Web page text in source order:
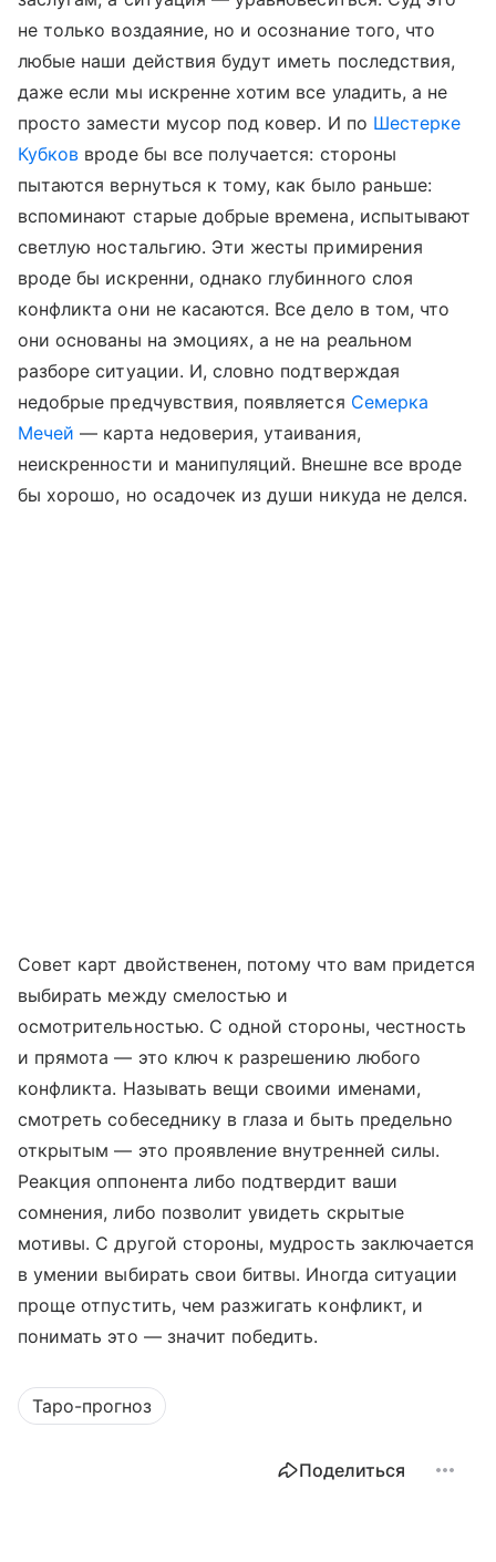
не только воздаяние, но и осознание того, что
любые наши действия будут иметь последствия,
даже если мы искренне хотим все уладить, а не
просто замести мусор под ковер. И по Шестерке
Кубков вроде бы все получается: стороны
пытаются вернуться к тому, как было раньше:
вспоминают старые добрые времена, испытывают
светлую ностальгию. Эти жесты примирения
вроде бы искренни, однако глубинного слоя
конфликта они не касаются. Все дело в том, что
они основаны на эмоциях, а не на реальном
разборе ситуации. И, словно подтверждая
недобрые предчувствия, появляется Семерка
Мечей — карта недоверия, утаивания,
неискренности и манипуляций. Внешне все вроде
бы хорошо, но осадочек из души никуда не делся.
Совет карт двойственен, потому что вам придется
выбирать между смелостью и
осмотрительностью. С одной стороны, честность
и прямота — это ключ к разрешению любого
конфликта. Называть вещи своими именами,
смотреть собеседнику в глаза и быть предельно
открытым — это проявление внутренней силы.
Реакция оппонента либо подтвердит ваши
сомнения, либо позволит увидеть скрытые
мотивы. С другой стороны, мудрость заключается
в умении выбирать свои битвы. Иногда ситуации
проще отпустить, чем разжигать конфликт, и
понимать это — значит победить.
Таро-прогноз
Поделиться